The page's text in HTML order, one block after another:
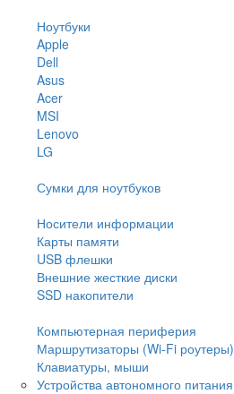
Ноутбуки
Apple
Dell
Asus
Acer
MSI
Lenovo
LG
Сумки для ноутбуков
Носители информации
Карты памяти
USB флешки
Внешние жесткие диски
SSD накопители
Компьютерная периферия
Маршрутизаторы (Wi-Fi роутеры)
Клавиатуры, мыши
Устройства автономного питания